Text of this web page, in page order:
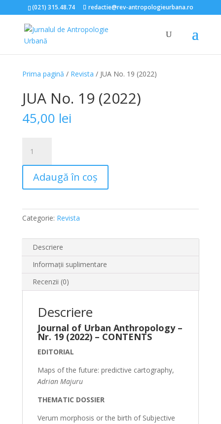
(021) 315.48.74 redactie@rev-antropologieurbana.ro
Prima pagină / Revista / JUA No. 19 (2022)
JUA No. 19 (2022)
45,00 lei
JUA
No.
(2022)
Adaugă în coș
Categorie: Revista
Descriere
Informații suplimentare
Recenzii (0)
Descriere
Journal of Urban Anthropology –
Nr. 19 (2022) – CONTENTS
EDITORIAL
Maps of the future: predictive cartography,
Adrian Majuru
THEMATIC DOSSIER
Verum morphosis or the birth of Subjective